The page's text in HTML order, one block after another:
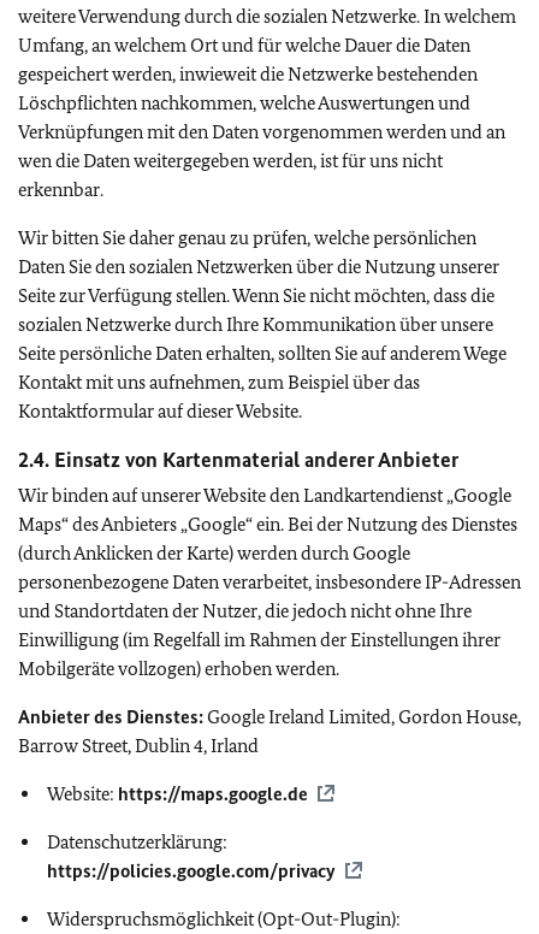
weitere Verwendung durch die sozialen Netzwerke. In welchem
Umfang, an welchem Ort und für welche Dauer die Daten
gespeichert werden, inwieweit die Netzwerke bestehenden
Löschpflichten nachkommen, welche Auswertungen und
Verknüpfungen mit den Daten vorgenommen werden und an
wen die Daten weitergegeben werden, ist für uns nicht
erkennbar.
Wir bitten Sie daher genau zu prüfen, welche persönlichen
Daten Sie den sozialen Netzwerken über die Nutzung unserer
Seite zur Verfügung stellen. Wenn Sie nicht möchten, dass die
sozialen Netzwerke durch Ihre Kommunikation über unsere
Seite persönliche Daten erhalten, sollten Sie auf anderem Wege
Kontakt mit uns aufnehmen, zum Beispiel über das
Kontaktformular auf dieser Website.
2.4. Einsatz von Kartenmaterial anderer Anbieter
Wir binden auf unserer Website den Landkartendienst „Google
Maps“ des Anbieters „Google“ ein. Bei der Nutzung des Dienstes
(durch Anklicken der Karte) werden durchGoogle
personenbezogene Daten verarbeitet, insbesondere IP-Adressen
und Standortdaten der Nutzer, die jedoch nicht ohne Ihre
Einwilligung (im Regelfall im Rahmen der Einstellungen ihrer
Mobilgeräte vollzogen) erhoben werden.
Anbieter des Dienstes:Google Ireland Limited, Gordon House,
Barrow Street, Dublin 4, Irland
Website: https://maps.google.de
Datenschutzerklärung:
https://policies.google.com/privacy
Widerspruchsmöglichkeit (Opt-Out-Plugin):